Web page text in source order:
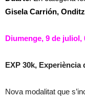
Gisela Carrión,
Diumenge, 9 de juliol,
EXP 30k, Experiència
Nova modalitat que